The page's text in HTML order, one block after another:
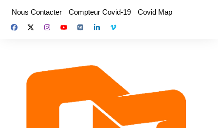
contenu
Nous Contacter Compteur Covid-19 Covid Map